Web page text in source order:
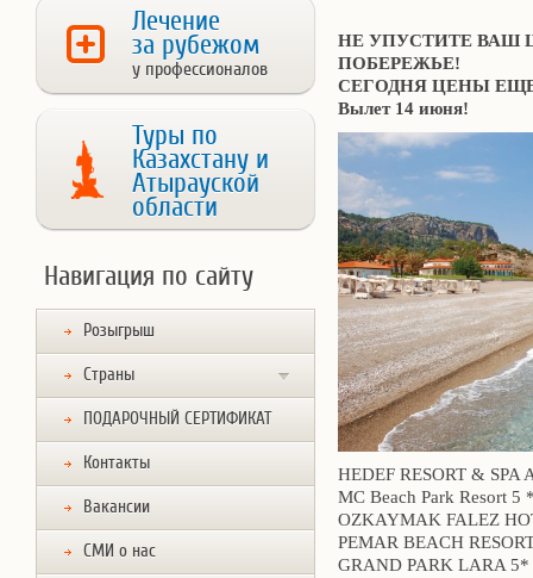
Лечение
за рубежом
у профессионалов
Туры по
Казахстану и
Атырауской
области
Навигация по сайту
Розыгрыш
Страны
ПОДАРОЧНЫЙ СЕРТИФИКАТ
Контакты
Вакансии
СМИ о нас
НЕ УПУСТИТЕ ВАШ
ПОБЕРЕЖЬЕ!
СЕГОДНЯ ЦЕНЫ
Вылет 14 июня!
HEDEF RESORT & SPA
MC Beach Park Resort 5
OZKAYMAK FALEZ
PEMAR BEACH
GRAND PARK LARA